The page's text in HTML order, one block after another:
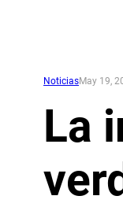
NoticiasMay 19,
La